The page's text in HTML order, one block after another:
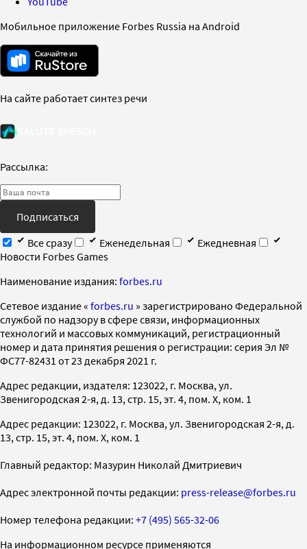
Мобильное приложение Forbes Russia на Android
На сайте работает синтез речи
Рассылка:
Подписаться
Все сразу
Еженедельная
Ежедневная
Новости Forbes Games
Наименование издания: forbes.ru
Cетевое издание « forbes.ru » зарегистрировано Федеральной
службой по надзору в сфере связи, информационных
технологий и массовых коммуникаций, регистрационный
номер и дата принятия решения о регистрации: серия Эл №
ФС77-82431 от 23 декабря 2021 г.
Адрес редакции, издателя: 123022, г. Москва, ул.
Звенигородская 2-я, д. 13, стр. 15, эт. 4, пом. X, ком. 1
Адрес редакции: 123022, г. Москва, ул. Звенигородская 2-я, д.
13, стр. 15, эт. 4, пом. X, ком. 1
Главный редактор: Мазурин Николай Дмитриевич
Адрес электронной почты редакции: press-release@forbes.ru
Номер телефона редакции: +7 (495) 565-32-06
На информационном ресурсе применяются